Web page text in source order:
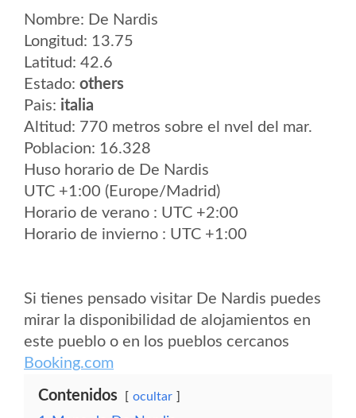
Nombre: De Nardis
Longitud: 13.75
Latitud: 42.6
Estado: others
Pais: italia
Altitud: 770 metros sobre el nvel del mar.
Poblacion: 16.328
Huso horario de De Nardis
UTC +1:00 (Europe/Madrid)
Horario de verano : UTC +2:00
Horario de invierno : UTC +1:00
Si tienes pensado visitar De Nardis puedes
mirar la disponibilidad de alojamientos en
este pueblo o en los pueblos cercanos
Booking.com
Contenidos ocultar